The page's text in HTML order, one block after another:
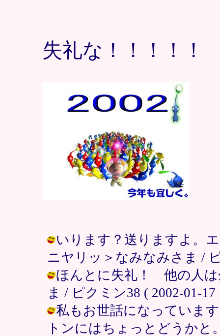
失礼な！！！！！
いります？送りますよ。
ニヤリッ＞なみなみさま /
ほんとに失礼！ 他の人は
ま / ピクミン38 ( 2002-01-17
私もお世話になっていま
トンにはちょっとどうかと